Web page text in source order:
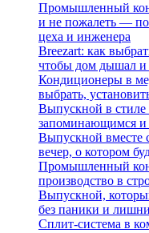
Промышленный
и не пожалеть —
цеха и инженера
Breezart: как
чтобы дом дышал и
Кондиционеры в
выбрать,
Выпускной в стиле
запоминающимся
Выпускной вместе
вечер, о котором
Промышленный
производство в
Выпускной,
без паники и
Сплит‑система в